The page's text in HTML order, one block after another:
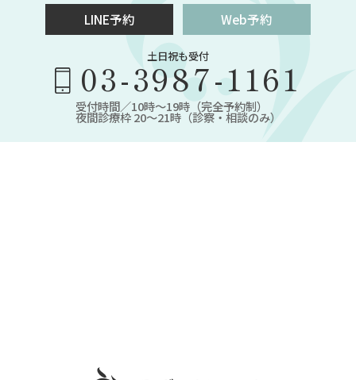
LINE予約 Web予約
土日祝も受付
03-3987-1161
受付時間／10時～19時（完全予約制）
夜間診療枠 20～21時（診察・相談のみ）